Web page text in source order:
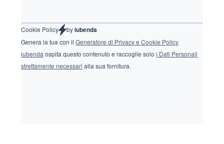
Cookie Policy byiubenda
Genera la tua con ilGeneratore di Privacy e Cookie Policy
iubenda ospita questo contenuto e raccoglie soloi Dati Personali
strettamente necessari alla sua fornitura.